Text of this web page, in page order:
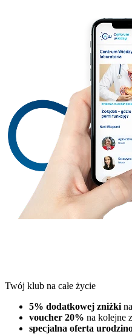
Twój klub na całe życie
5% dodatkowej zniżki
voucher 20% na kolejne
specjalna oferta